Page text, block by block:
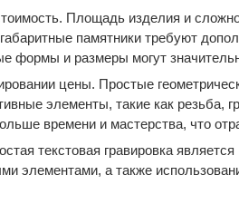
Площадь изделия и
памятники требуют
формы и размеры могут
цены. Простые
элементы, такие как резьба,
времени и мастерства, что
текстовая гравировка
элементами, а также